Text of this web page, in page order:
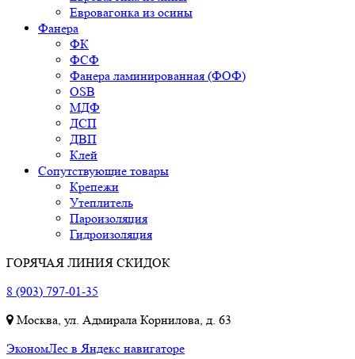
Евровагонка из осины
Фанера
ФК
ФСФ
Фанера ламинированная (ФОФ)
OSB
МДФ
ДСП
ДВП
Клей
Сопутствующие товары
Крепежи
Утеплитель
Пароизоляция
Гидроизоляция
ГОРЯЧАЯ ЛИНИЯ СКИДОК
8 (903) 797-01-35
Москва, ул. Адмирала Корнилова, д. 63
ЭкономЛес в Яндекс навигаторе